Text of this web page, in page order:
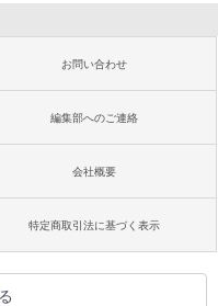
お問い合わせ
編集部へのご連絡
会社概要
特定商取引法に基づく表示